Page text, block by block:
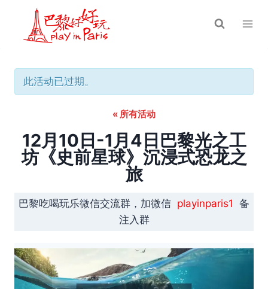
此活动已过期。
« 所有活动
12月10日-1月4日巴黎光之工
坊《史前星球》沉浸式恐龙之
旅
巴黎吃喝玩乐微信交流群，加微信 playinparis1 备
注入群